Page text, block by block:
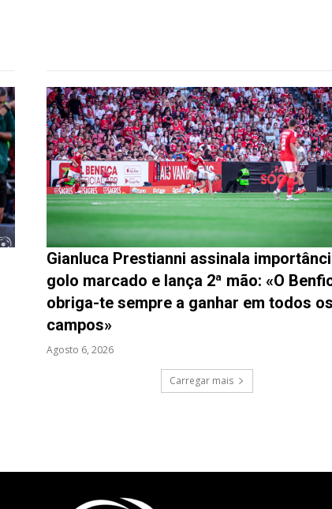
Gianluca Prestianni assinala
golo marcado e lança 2ª mão: «O
obriga-te sempre a ganhar em todos os
campos»
Agosto 6, 2026
Carregar mais